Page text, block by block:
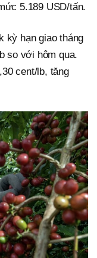
5.189 USD/tấn.
kỳ hạn giao tháng
so với hôm qua.
cent/lb, tăng